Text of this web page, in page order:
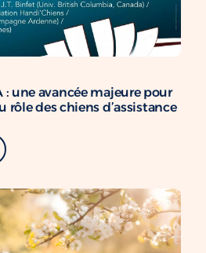
: une avancée majeure pour
rôle des chiens d’assistance